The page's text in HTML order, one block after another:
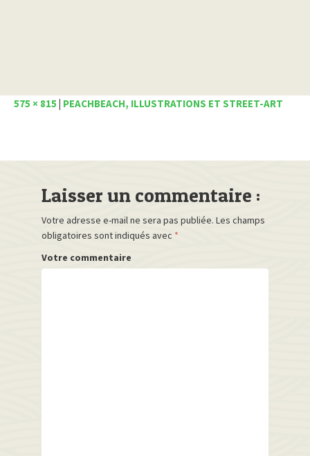
575 × 815 | PEACHBEACH, ILLUSTRATIONS ET STREET-ART
Laisser un commentaire :
Votre adresse e-mail ne sera pas publiée. Les champs
obligatoires sont indiqués avec *
Votre commentaire